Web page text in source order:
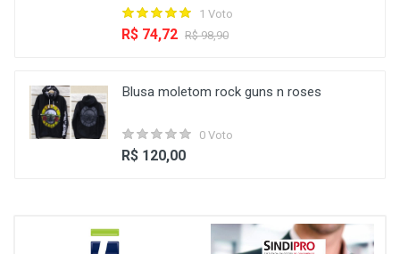
1 Voto
R$ 74,72 R$ 98,90
Blusa moletom rock guns n roses
0 Voto
R$ 120,00